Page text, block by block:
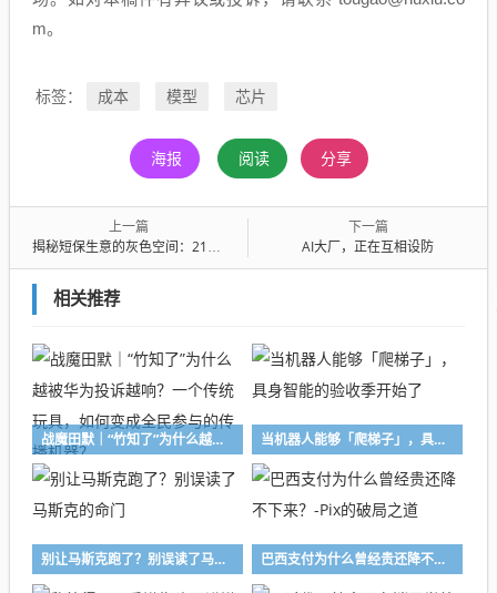
m。
标签： 成本 模型 芯片
海报 阅读 分享
上一篇
揭秘短保生意的灰色空间：21天的保质期，半年的生产工艺
下一篇
AI大厂，正在互相设防
相关推荐
战魔田默｜“竹知了”为什么越被华为投诉越响？一个传统玩具，如何变成全民参与的传播机器？ 当机器人能够「爬梯子」，具身智能的验收季开始了
别让马斯克跑了？别误读了马斯克的命门 巴西支付为什么曾经贵还降不下来？-Pix的破局之道